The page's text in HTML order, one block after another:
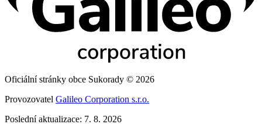
Oficiální stránky obce Sukorady © 2026
Provozovatel Galileo Corporation s.r.o.
Poslední aktualizace: 7. 8. 2026